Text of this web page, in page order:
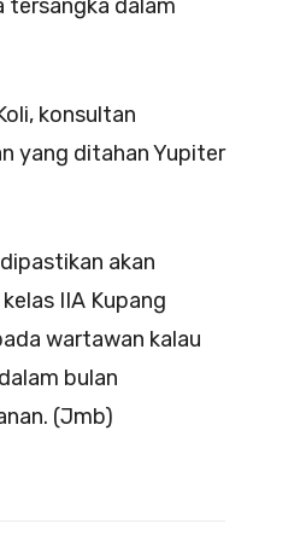
tersangka dalam
konsultan
yang ditahan Yupiter
akan
IIA Kupang
wartawan kalau
bulan
(Jmb)